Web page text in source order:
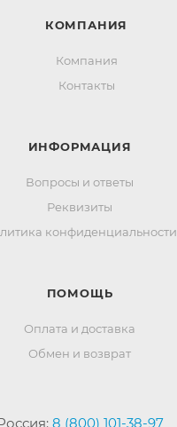
КОМПАНИЯ
Компания
Контакты
ИНФОРМАЦИЯ
Вопросы и ответы
Реквизиты
конфиденциальности
ПОМОЩЬ
Оплата и доставка
Обмен и возврат
8 (800) 101-38-97